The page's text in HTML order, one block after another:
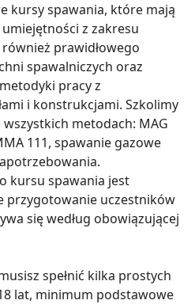
kursy spawania, które mają
z zakresu
prawidłowego
spawalniczych oraz
pracy z
i konstrukcjami. Szkolimy
metodach: MAG
111, spawanie gazowe
kursu spawania jest
przygotowanie uczestników
się według obowiązującej
spełnić kilka prostych
lat, minimum podstawowe